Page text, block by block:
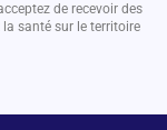
de recevoir des
santé sur le territoire